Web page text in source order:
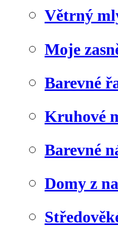
Větrný
Moje
Barevné
Kruhové
Barevné
Domy z